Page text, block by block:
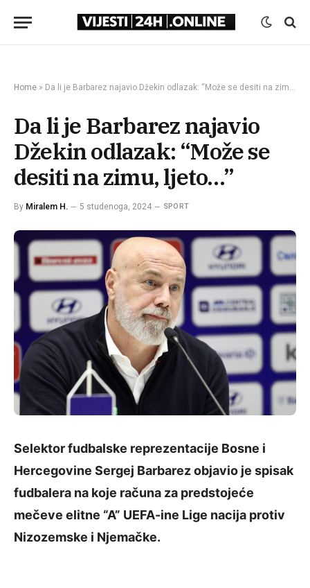
Home » Da li je Barbarez najavio Džekin odlazak: “Može se desiti na zimu, ljeto…”
Da li je Barbarez najavio
Džekin odlazak: “Može se
desiti na zimu, ljeto…”
By Miralem H. 5 studenoga, 2024 SPORT
Selektor fudbalske reprezentacije Bosne i
Hercegovine Sergej Barbarez objavio je spisak
fudbalera na koje računa za predstojeće
mečeve elitne “A” UEFA-ine Lige nacija protiv
Nizozemske i Njemačke.